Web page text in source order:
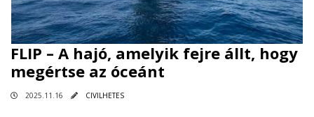
FLIP – A hajó, amelyik fejre állt, hogy
megértse az óceánt
2025.11.16 CIVILHETES